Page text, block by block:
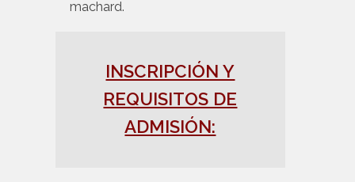
machard.
INSCRIPCIÓN Y
REQUISITOS DE
ADMISIÓN: